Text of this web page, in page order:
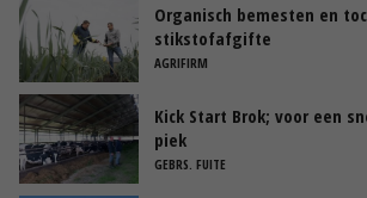
Organisch bemesten en
stikstofafgifte
AGRIFIRM
Kick Start Brok; voor een
piek
GEBRS. FUITE